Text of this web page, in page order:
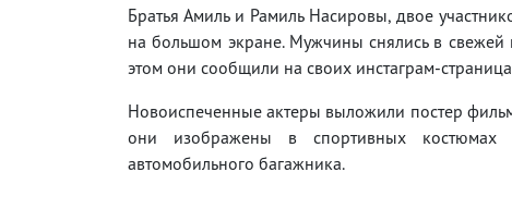
Братья Амиль и Рамиль Насировы, двое
на большом экране. Мужчины снялись в свежей
этом они сообщили на своих инстаграм-
Новоиспеченные актеры выложили постер
они изображены в спортивных костюмах
автомобильного багажника.